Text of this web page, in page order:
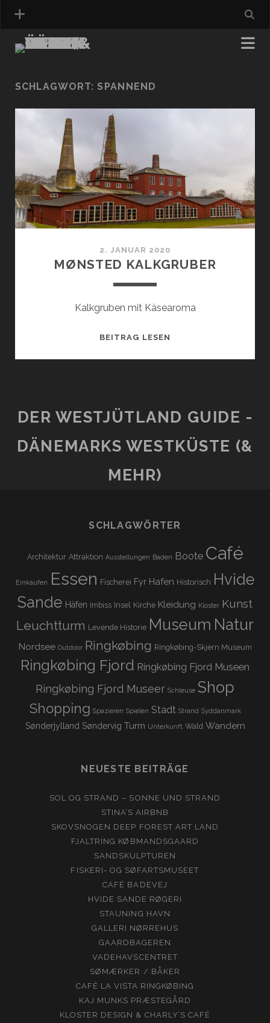
SCHLAGWORT:SPANNEND
2. JANUAR 2020
MØNSTED KALKGRUBER
Kalkgruben mit Käsearoma
BEITRAG LESEN
DER WESTJÜTLAND GUIDE -
DÄNEMARKS WESTKÜSTE (&
MEHR)
SCHLAGWÖRTER
Architektur Attraktion Ausstellungen Baden Boote Café
Einkaufen Essen Fischerei Fyr Hafen Historisch Hvide
Sande Häfen Imbiss Insel Kirche Kleidung Kloster Kunst
Leuchtturm Levende Historie Museum Natur
Nordsee Outdoor Ringkøbing Ringkøbing-Skjern Museum
Ringkøbing Fjord Ringkøbing Fjord Museen
Ringkøbing Fjord Museer Schleuse Shop
Shopping Spazieren Spielen Stadt Strand Syddanmark
Sønderjylland Søndervig Turm Unterkunft Wald Wandern
NEUESTE BEITRÄGE
SOL OG STRAND – SONNE UND STRAND
STINA’S AIRBNB
SKOVSNOGEN DEEP FOREST ART LAND
FJALTRING KØBMANDSGAARD
SANDSKULPTUREN
FISKERI- OG SØFARTSMUSEET
CAFÉ BADEVEJ
HVIDE SANDE RØGERI
STAUNING HAVN
GALLERI NØRREHUS
GAARDBAGEREN
VADEHAVSCENTRET
SØMÆRKER / BÅKER
CAFÉ LA VISTA RINGKØBING
KAJ MUNKS PRÆSTEGÅRD
KLOSTER DESIGN & CHARLY’S CAFÉ